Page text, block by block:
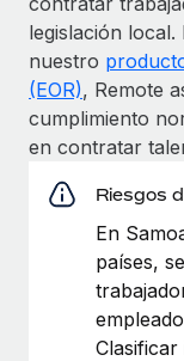
legislación
nuestro
(EOR), Remote
cumplimiento
en contratar
Riesgos
En
países,